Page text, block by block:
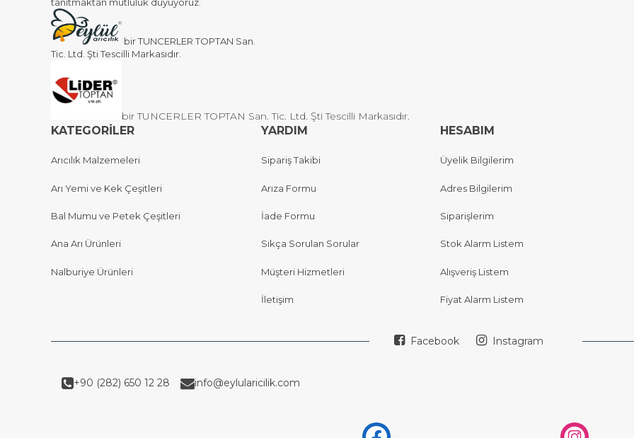
bir TUNCERLER TOPTAN San.
Tic. Ltd. Şti Tescilli Markasıdır.
bir TUNCERLER TOPTAN San. Tic. Ltd. Şti Tescilli Markasıdır.
KATEGORİLER
Arıcılık Malzemeleri
Arı Yemi ve Kek Çeşitleri
Bal Mumu ve Petek Çeşitleri
Ana Arı Ürünleri
Nalburiye Ürünleri
YARDIM
Sipariş Takibi
Arıza Formu
İade Formu
Sıkça Sorulan Sorular
Müşteri Hizmetleri
İletişim
HESABIM
Üyelik Bilgilerim
Adres Bilgilerim
Siparişlerim
Stok Alarm Listem
Alışveriş Listem
Fiyat Alarm Listem
Facebook Instagram
+90 (282) 650 12 28 info@eylularicilik.com